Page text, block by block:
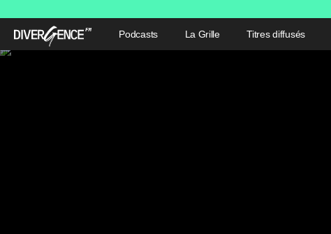
Podcasts La Grille Titres diffusés